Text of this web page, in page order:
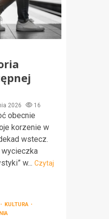
2026 16
obecnie
korzenie w
wstecz.
wycieczka
w... Czytaj
KULTURA